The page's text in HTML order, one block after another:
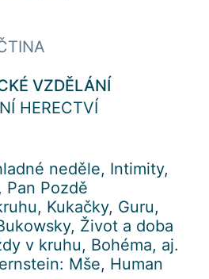
VZDĚLÁNÍ
HERECTVÍ
neděle, Intimity,
Pan Pozdě
Kukačky, Guru,
Život a doba
v kruhu, Bohéma, aj.
Mše, Human